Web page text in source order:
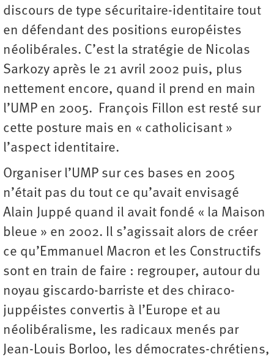
discours de type sécuritaire-identitaire tout
en défendant des positions européistes
néolibérales. C’est la stratégie de Nicolas
Sarkozy après le 21 avril 2002 puis, plus
nettement encore, quand il prend en main
l’UMP en 2005. François Fillon est resté sur
cette posture mais en « catholicisant »
l’aspect identitaire.
Organiser l’UMP sur ces bases en 2005
n’était pas du tout ce qu’avait envisagé
Alain Juppé quand il avait fondé « la Maison
bleue » en 2002. Il s’agissait alors de créer
ce qu’Emmanuel Macron et les Constructifs
sont en train de faire : regrouper, autour du
noyau giscardo-barriste et des chiraco-
juppéistes convertis à l’Europe et au
néolibéralisme, les radicaux menés par
Jean-Louis Borloo, les démocrates-chrétiens,